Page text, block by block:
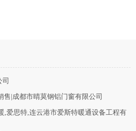
售|成都市晴莫钢铝门窗有限公司
,爱思特,连云港市爱斯特暖通设备工程有